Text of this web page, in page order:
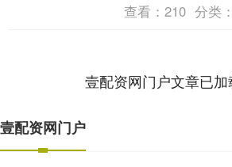
查看： 210 分类：
壹配资网门户文章已
壹配资网门户